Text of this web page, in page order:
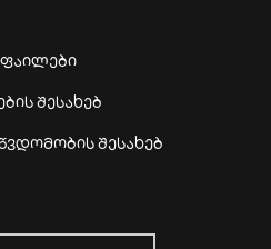
შესახებ
შესახებ